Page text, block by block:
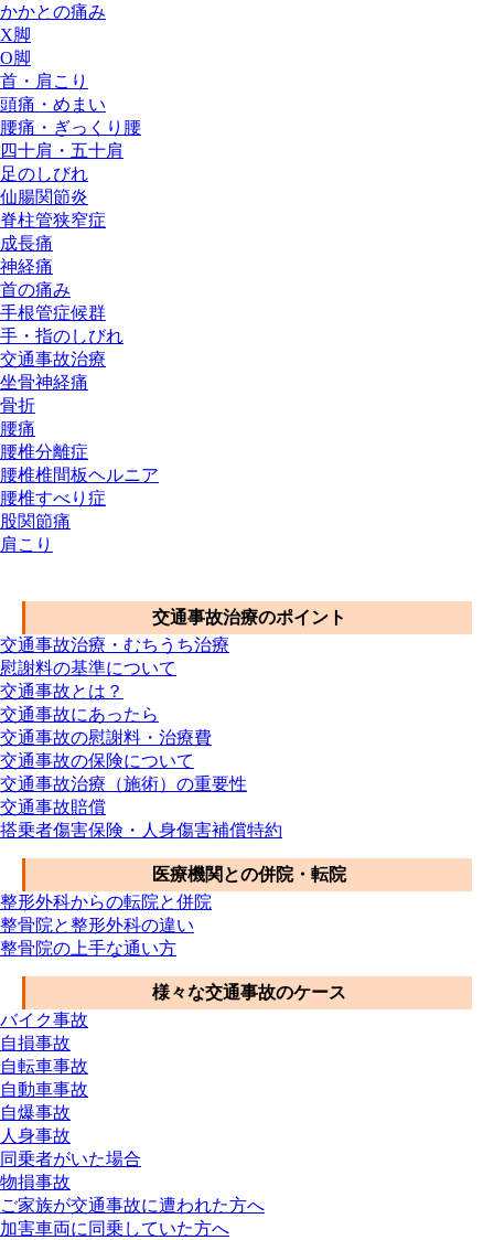
かかとの痛み
X脚
O脚
首・肩こり
頭痛・めまい
腰痛・ぎっくり腰
四十肩・五十肩
足のしびれ
仙腸関節炎
脊柱管狭窄症
成長痛
神経痛
首の痛み
手根管症候群
手・指のしびれ
交通事故治療
坐骨神経痛
骨折
腰痛
腰椎分離症
腰椎椎間板ヘルニア
腰椎すべり症
股関節痛
肩こり
交通事故治療のポイント
交通事故治療・むちうち治療
慰謝料の基準について
交通事故とは？
交通事故にあったら
交通事故の慰謝料・治療費
交通事故の保険について
交通事故治療（施術）の重要性
交通事故賠償
搭乗者傷害保険・人身傷害補償特約
医療機関との併院・転院
整形外科からの転院と併院
整骨院と整形外科の違い
整骨院の上手な通い方
様々な交通事故のケース
バイク事故
自損事故
自転車事故
自動車事故
自爆事故
人身事故
同乗者がいた場合
物損事故
ご家族が交通事故に遭われた方へ
加害車両に同乗していた方へ